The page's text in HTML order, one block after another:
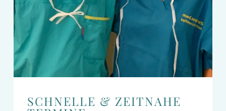
SCHNELLE & ZEITNAHE